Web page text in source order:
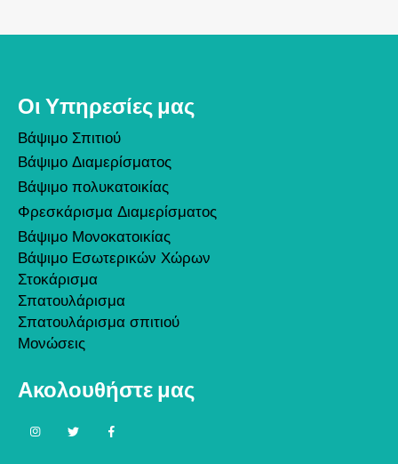
Οι Υπηρεσίες μας
Βάψιμο Σπιτιού
Βάψιμο Διαμερίσματος
Βάψιμο πολυκατοικίας
Φρεσκάρισμα Διαμερίσματος
Βάψιμο Μονοκατοικίας
Βάψιμο Εσωτερικών Χώρων
Στοκάρισμα
Σπατουλάρισμα
Σπατουλάρισμα σπιτιού
Μονώσεις
Ακολουθήστε μας